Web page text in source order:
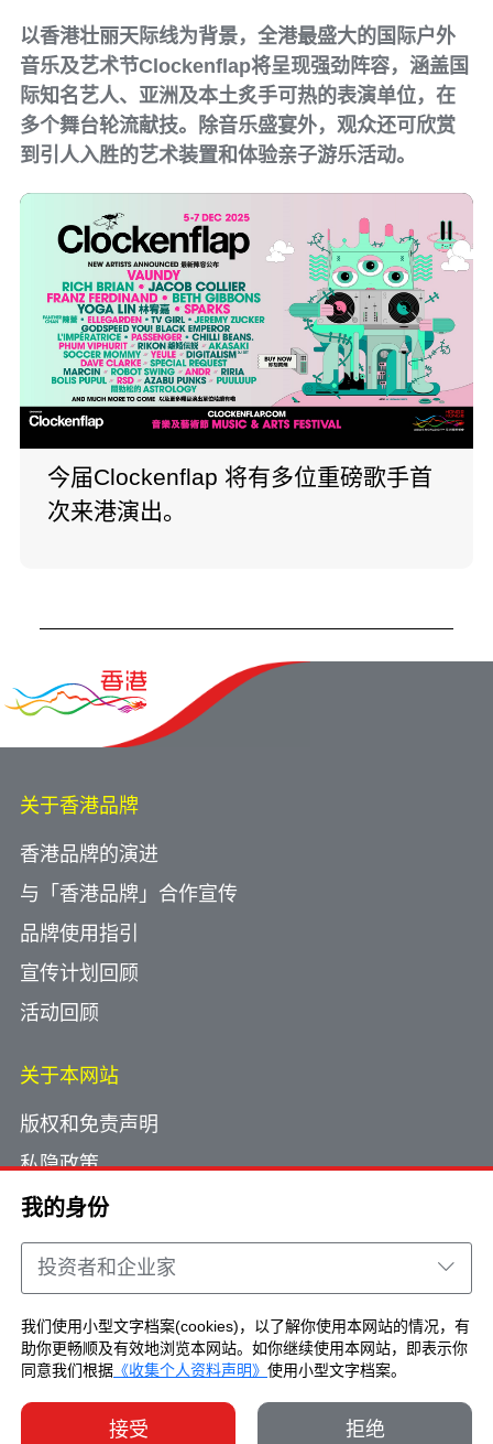
我的身份
投资者和企业家
我们使用小型文字档案(cookies)，以了解你使用本网站的情况，有
助你更畅顺及有效地浏览本网站。如你继续使用本网站，即表示你
同意我们根据 《收集个人资料声明》 使用小型文字档案。
接受 拒绝
以香港壮丽天际线为背景，全港最盛大的国际户外
音乐及艺术节Clockenflap将呈现强劲阵容，涵盖国
际知名艺人、亚洲及本土炙手可热的表演单位，在
多个舞台轮流献技。除音乐盛宴外，观众还可欣赏
到引人入胜的艺术装置和体验亲子游乐活动。
今届Clockenflap 将有多位重磅歌手首
次来港演出。
关于香港品牌
香港品牌的演进
与「香港品牌」合作宣传
品牌使用指引
宣传计划回顾
活动回顾
关于本网站
版权和免责声明
私隐政策
使用小型文字档案
网页指南
联络我们
Copyright © Brand Hong Kong. All Rights
Reserved.